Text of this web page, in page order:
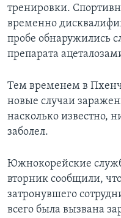
тренировки.
временно
пробе обнаружились
препарата
Тем временем в
новые случаи
насколько известно,
заболел.
Южнокорейские
вторник сообщили,
затронувшего
всего была вызвана